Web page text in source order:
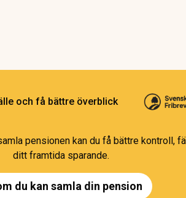
och få bättre överblick
pensionen kan du få bättre kontroll,
ditt framtida sparande.
du kan samla din pension